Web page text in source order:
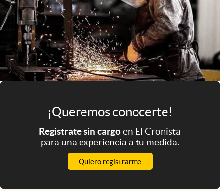
Mundial 2026
Eventos Corporativos
El Cronista Studio
Mediakit
abre en nueva pestaña
¡Queremos conocerte!
Registrate sin cargoen El Cronista
para una experiencia a tu medida.
Quiero registrarme